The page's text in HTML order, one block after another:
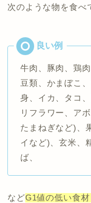
次のような物を食べ
牛肉、豚肉、鶏
豆類、かまぼこ
身、イカ、タコ
リフラワー、ア
たまねぎなど)、
イなど)、玄米、
ば、
などG1値の低い食